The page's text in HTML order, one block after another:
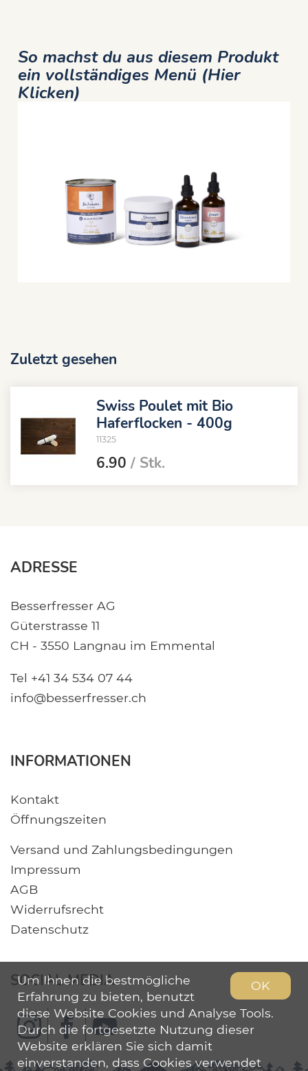
So machst du aus diesem Produkt
ein vollständiges Menü (Hier
Klicken)
Zuletzt gesehen
Swiss Poulet mit Bio
Haferflocken - 400g
11325
6.90 / Stk.
ADRESSE
Besserfresser AG
Güterstrasse 11
CH - 3550 Langnau im Emmental
Tel +41 34 534 07 44
info@besserfresser.ch
INFORMATIONEN
Kontakt
Öffnungszeiten
Versand und Zahlungsbedingungen
Impressum
AGB
Widerrufsrecht
Datenschutz
SOCIAL MEDIA OK
Um Ihnen die bestmögliche
Erfahrung zu bieten, benutzt
diese Website Cookies und Analyse Tools.
Durch die fortgesetzte Nutzung dieser
Website erklären Sie sich damit
einverstanden, dass Cookies verwendet